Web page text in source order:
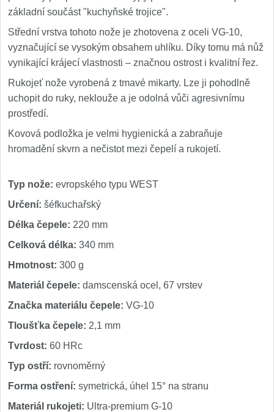
základní součást "kuchyňské trojice".
Střední vrstva tohoto nože je zhotovena z oceli VG-10,
vyznačující se vysokým obsahem uhlíku. Díky tomu má nůž
vynikající krájecí vlastnosti – značnou ostrost i kvalitní řez.
Rukojeť nože vyrobená z tmavé mikarty. Lze ji pohodlně
uchopit do ruky, neklouže a je odolná vůči agresivnímu
prostředí.
Kovová podložka je velmi hygienická a zabraňuje
hromadění skvrn a nečistot mezi čepelí a rukojetí.
Typ nože: evropského typu WEST
Určení: šéfkuchařský
Délka čepele: 220 mm
Celková délka: 340 mm
Hmotnost: 300 g
Materiál čepele: damscenská ocel, 67 vrstev
Značka materiálu čepele: VG-10
Tloušťka čepele: 2,1 mm
Tvrdost: 60 HRc
Typ ostří: rovnoměrný
Forma ostření: symetrická, úhel 15° na stranu
Materiál rukojeti: Ultra-premium G-10